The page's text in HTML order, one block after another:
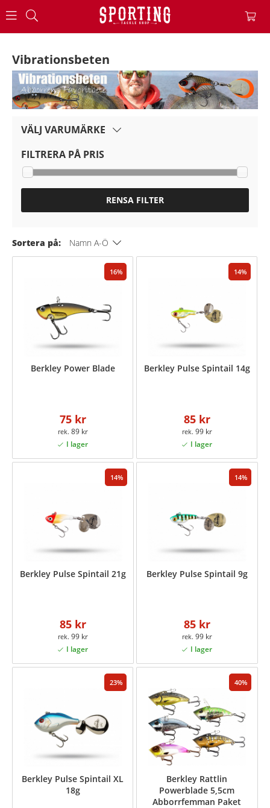
VÄLJ VARUMÄRKE
FILTRERA PÅ PRIS
RENSA FILTER
Vibrationsbeten
Sortera på: Namn A-Ö
16
Berkley Power Blade
75 kr
89 kr
14
Berkley Pulse Spintail 14g
85 kr
99 kr
14
Berkley Pulse Spintail 21g
85 kr
99 kr
14
Berkley Pulse Spintail 9g
85 kr
99 kr
23
Berkley Pulse Spintail XL
18g
40
Berkley Rattlin
Powerblade 5,5cm
Abborrfemman Paket